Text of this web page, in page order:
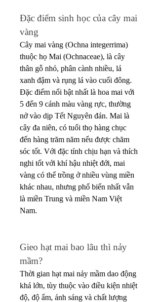
Đặc điểm sinh học của cây mai
vàng
Cây mai vàng (Ochna integerrima)
thuộc họ Mai (Ochnaceae), là cây
thân gỗ nhỏ, phân cành nhiều, lá
xanh đậm và rụng lá vào cuối đông.
Đặc điểm nổi bật nhất là hoa mai với
5 đến 9 cánh màu vàng rực, thường
nở vào dịp Tết Nguyên đán. Mai là
cây đa niên, có tuổi thọ hàng chục
đến hàng trăm năm nếu được chăm
sóc tốt. Với đặc tính chịu hạn và thích
nghi tốt với khí hậu nhiệt đới, mai
vàng có thể trồng ở nhiều vùng miền
khác nhau, nhưng phổ biến nhất vẫn
là miền Trung và miền Nam Việt
Nam.
Gieo hạt mai bao lâu thì nảy
mầm?
Thời gian hạt mai nảy mầm dao động
khá lớn, tùy thuộc vào điều kiện nhiệt
độ, độ ẩm, ánh sáng và chất lượng